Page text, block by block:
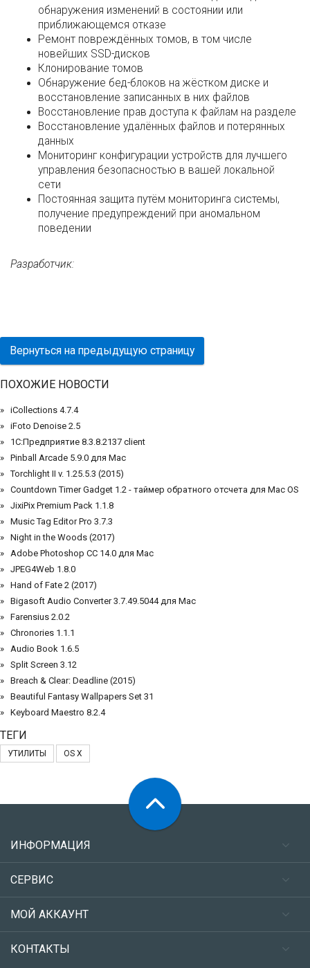
обнаружения изменений в состоянии или
приближающемся отказе
Ремонт повреждённых томов, в том числе
новейших SSD-дисков
Клонирование томов
Обнаружение бед-блоков на жёстком диске и
восстановление записанных в них файлов
Восстановление прав доступа к файлам на разделе
Восстановление удалённых файлов и потерянных
данных
Мониторинг конфигурации устройств для лучшего
управления безопасностью в вашей локальной
сети
Постоянная защита путём мониторинга системы,
получение предупреждений при аномальном
поведении
Разработчик:
Вернуться на предыдущую страницу
ПОХОЖИЕ НОВОСТИ
iCollections 4.7.4
iFoto Denoise 2.5
1С:Предприятие 8.3.8.2137 client
Pinball Arcade 5.9.0 для Mac
Torchlight II v. 1.25.5.3 (2015)
Countdown Timer Gadget 1.2 - таймер обратного отсчета для Mac OS
JixiPix Premium Pack 1.1.8
Music Tag Editor Pro 3.7.3
Night in the Woods (2017)
Adobe Photoshop CC 14.0 для Mac
JPEG4Web 1.8.0
Hand of Fate 2 (2017)
Bigasoft Audio Converter 3.7.49.5044 для Mac
Farensius 2.0.2
Chronories 1.1.1
Audio Book 1.6.5
Split Screen 3.12
Breach & Clear: Deadline (2015)
Beautiful Fantasy Wallpapers Set 31
Keyboard Maestro 8.2.4
ТЕГИ
УТИЛИТЫ OS X
ИНФОРМАЦИЯ
СЕРВИС
МОЙ АККАУНТ
КОНТАКТЫ